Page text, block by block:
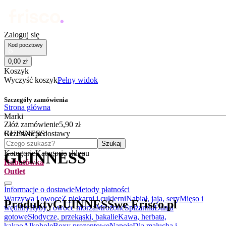
Zaloguj się
Kod pocztowy
0,00 zł
Koszyk
Wyczyść koszykPełny widok
Szczegóły zamówienia
Złóż zamówienie5,90 zł
Rezerwacja dostawy
Czego szukasz?
Szukaj
KategorieKategorie sklepu
Rabatówka
Outlet
Informacje o dostawieMetody płatności
Warzywa i owoceZ piekarni i cukierniNabiał, jaja, seryMięso i
wędlinyRyby i owoce morzaMrożoneSpiżarniaDania
gotoweSłodycze, przekąski, bakalieKawa, herbata,
Strona główna
Marki
GUINNESS
GUINNESS
.
ProduktyGUINNESSwe Frisco.pl